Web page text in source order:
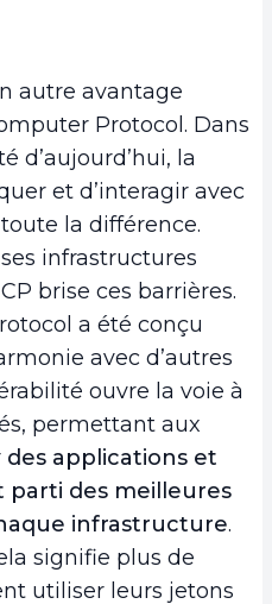
autre avantage
Protocol. Dans
d’aujourd’hui, la
et d’interagir avec
la différence.
infrastructures
brise ces barrières.
a été conçu
avec d’autres
ouvre la voie à
permettant aux
des applications et
parti des meilleures
infrastructure.
signifie plus de
utiliser leurs jetons